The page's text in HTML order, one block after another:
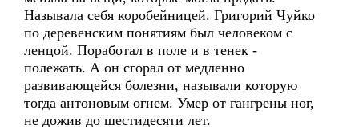
Называла себя коробейницей. Григорий Чуйко
по деревенским понятиям был человеком с
ленцой. Поработал в поле и в тенек -
полежать. А он сгорал от медленно
развивающейся болезни, называли которую
тогда антоновым огнем. Умер от гангрены ног,
не дожив до шестидесяти лет.